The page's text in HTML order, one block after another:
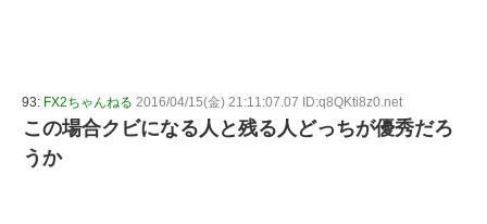
93: FX2ちゃんねる 2016/04/15(金) 21:11:07.07 ID:q8QKti8z0.net
この場合クビになる人と残る人どっちが優秀だろ
うか